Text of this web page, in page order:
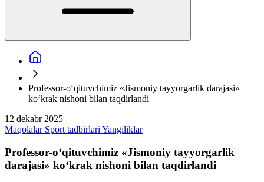
Professor-o‘qituvchimiz «Jismoniy tayyorgarlik darajasi»
ko‘krak nishoni bilan taqdirlandi
12 dekabr 2025
Maqolalar Sport tadbirlari Yangiliklar
Professor-o‘qituvchimiz «Jismoniy tayyorgarlik
darajasi» ko‘krak nishoni bilan taqdirlandi